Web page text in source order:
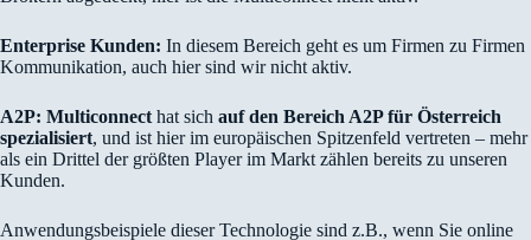
Enterprise Kunden: In diesem Bereich geht es um Firmen zu Firmen
Kommunikation, auch hier sind wir nicht aktiv.
A2P: Multiconnect hat sich auf den Bereich A2P für Österreich
spezialisiert, und ist hier im europäischen Spitzenfeld vertreten – mehr
als ein Drittel der größten Player im Markt zählen bereits zu unseren
Kunden.
Anwendungsbeispiele dieser Technologie sind z.B., wenn Sie online